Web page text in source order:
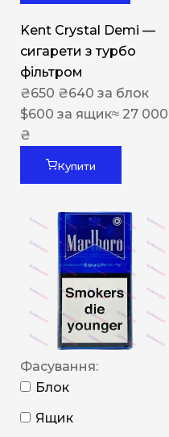
Kent Crystal Demi —
сигарети з турбо
фільтром
₴650 ₴640 за блок
$600 за ящик≈ 27 000
₴
Купити
Фасування:
Блок
Ящик